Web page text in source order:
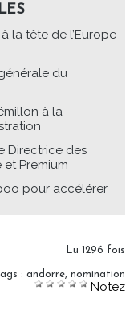
la tête de l’Europe
du
à la
Directrice des
Premium
pour accélérer
Lu 1296 fois
Tags : andorre nomination
Notez